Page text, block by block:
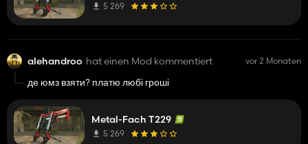
5 269
alehandroo hat einen Mod kommentiert vor 2 Monaten
де юмз взяти? платю любі гроші
Metal-Fach T229
5 269